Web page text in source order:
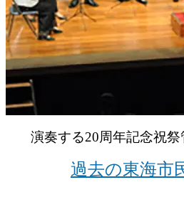
演奏する20周年記念祝
過去の東海市